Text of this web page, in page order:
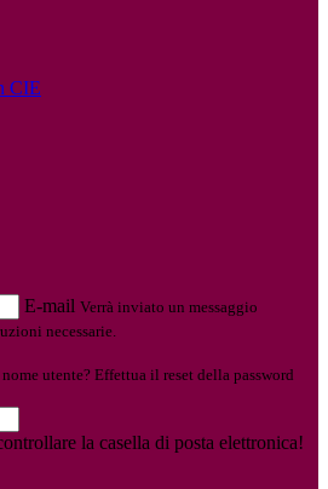
CIE
E-mail Verrà inviato un messaggio
necessarie.
utente? Effettua il reset della password
la casella di posta elettronica!